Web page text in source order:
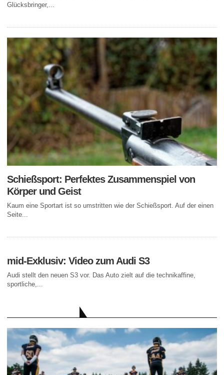
Glücksbringer,...
Schießsport: Perfektes Zusammenspiel von
Körper und Geist
Kaum eine Sportart ist so umstritten wie der Schießsport. Auf der einen
Seite...
mid-Exklusiv: Video zum Audi S3
Audi stellt den neuen S3 vor. Das Auto zielt auf die technikaffine,
sportliche,...